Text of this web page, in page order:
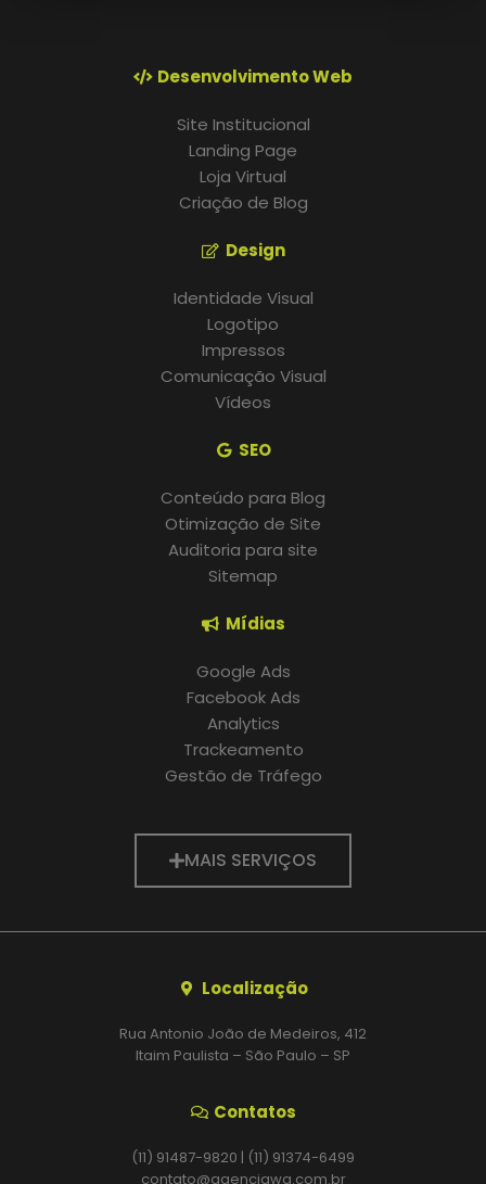
Desenvolvimento Web
Site Institucional
Landing Page
Loja Virtual
Criação de Blog
Design
Identidade Visual
Logotipo
Impressos
Comunicação Visual
Vídeos
SEO
Conteúdo para Blog
Otimização de Site
Auditoria para site
Sitemap
Mídias
Google Ads
Facebook Ads
Analytics
Trackeamento
Gestão de Tráfego
MAIS SERVIÇOS
Localização
Rua Antonio João de Medeiros, 412
Itaim Paulista – São Paulo – SP
Contatos
(11) 91487-9820 | (11) 91374-6499
contato@agenciawg.com.br